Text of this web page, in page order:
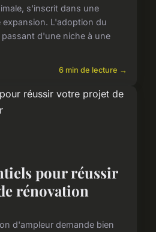
s'inscrit dans une
expansion. L'adoption du
d'une niche à une
6 min de lecture →
pour réussir
rénovation
d'ampleur demande bien